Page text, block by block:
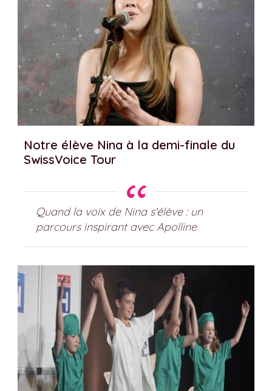
Notre élève Nina à la demi-finale du
SwissVoice Tour
Quand la voix de Nina s'élève : un
parcours inspirant avec Apolline